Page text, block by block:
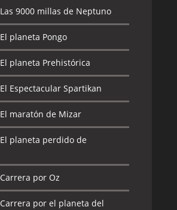
Las 9000 millas de Neptuno
El planeta Pongo
El planeta Prehistórica
El Espectacular Spartikan
El maratón de Mizar
El planeta perdido de
Carrera por Oz
Carrera por el planeta del